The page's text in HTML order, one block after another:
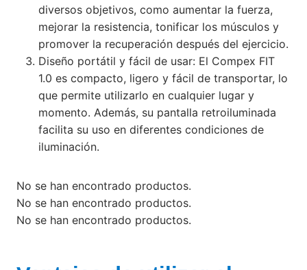
diversos objetivos, como aumentar la fuerza,
mejorar la resistencia, tonificar los músculos y
promover la recuperación después del ejercicio.
Diseño portátil y fácil de usar: El Compex FIT
1.0 es compacto, ligero y fácil de transportar, lo
que permite utilizarlo en cualquier lugar y
momento. Además, su pantalla retroiluminada
facilita su uso en diferentes condiciones de
iluminación.
No se han encontrado productos.
No se han encontrado productos.
No se han encontrado productos.